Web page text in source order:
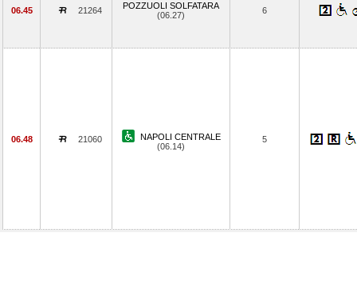
06.45 21264
POZZUOLI SOLFATARA
(06.27)
6
06.48 21060
NAPOLI CENTRALE
(06.14)
5